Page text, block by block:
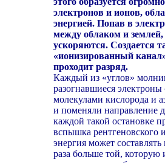
электронов и ионов,
энергией. Попав в
между облаком и
ускоряются. Создается
«ионизированный
проходит разряд.
Каждый из «углов»
разогнавшиеся электроны
молекулами кислорода и
и поменяли направление
каждой такой остановке
вспышка рентгеновского
энергия может
раза больше той, которую